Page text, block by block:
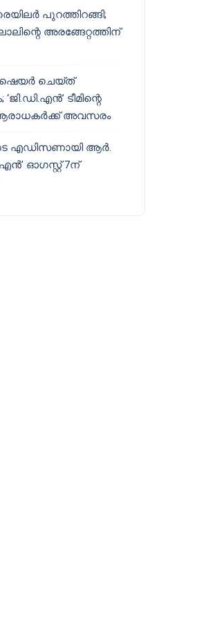
പുറത്തിറങ്ങി;
അരങ്ങേറ്റത്തിന്
ഷെയർ ചെയ്‌ത്
ടീമിന്റെ
അവസരം
എഡിസണായി ആർ.
ഓഗസ്റ്റ് 7ന്